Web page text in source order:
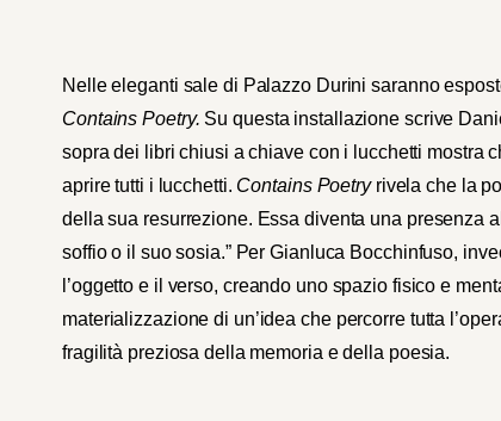
Nelle eleganti sale di Palazzo Durini saranno
Contains Poetry. Su questa installazione scrive
sopra dei libri chiusi a chiave con i lucchetti mostra
aprire tutti i lucchetti. Contains Poetryrivela che la
della sua resurrezione. Essa diventa una presenza
soffio o il suo sosia.” Per Gianluca Bocchinfuso,
l’oggetto e il verso, creando uno spazio fisico e
materializzazione di un’idea che percorre tutta
fragilità preziosa della memoria e della poesia.